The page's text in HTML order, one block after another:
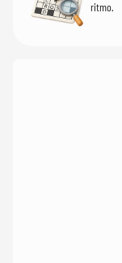
ritmo.